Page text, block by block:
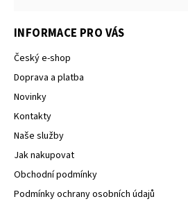
INFORMACE PRO VÁS
Český e-shop
Doprava a platba
Novinky
Kontakty
Naše služby
Jak nakupovat
Obchodní podmínky
Podmínky ochrany osobních údajů